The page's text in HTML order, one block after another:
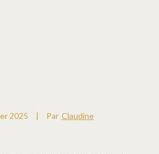
2025 | Par Claudine